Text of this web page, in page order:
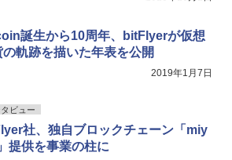
誕生から10周年、bitFlyerが仮想
の軌跡を描いた年表を公開
2019年1月7日
ビュー
社、独自ブロックチェーン「miy
提供を事業の柱に